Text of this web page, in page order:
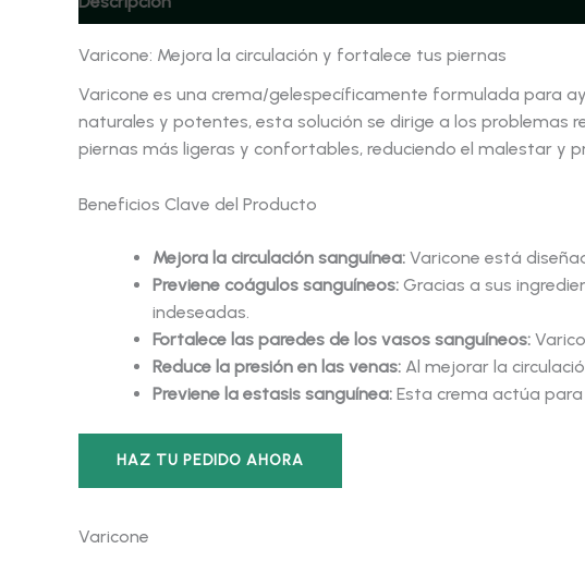
Varicone: Mejora la circulación y fortalece tus piernas
Varicone es una crema/gelespecíficamente formulada para
naturales y potentes, esta solución se dirige a los problemas
piernas más ligeras y confortables, reduciendo el malestar y
Beneficios Clave del Producto
Mejora la circulación sanguínea: Varicone está
Previene coágulos sanguíneos: Gracias a sus
indeseadas.
Fortalece las paredes de los vasos sanguíneos:
Reduce la presión en las venas: Al mejorar la
Previene la estasis sanguínea: Esta crema actúa
HAZ TU PEDIDO AHORA
Varicone